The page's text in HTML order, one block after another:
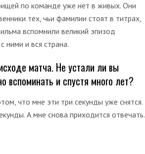
по команде уже нет в живых. Они
тех, чьи фамилии стоят в титрах,
вспомнили великий эпизод
ними и вся страна.
матча. Не устали ли вы
вспоминать и спустя много лет?
что мне эти три секунды уже снятся.
А мне снова приходится отвечать.